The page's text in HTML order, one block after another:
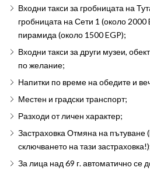
Входни такси за гробницата на
гробницата на Сети 1 (около 2000
пирамида (около 1500 EGP);
Входни такси за други музеи,
по желание;
Напитки по време на обедите и
Местен и градски транспорт;
Разходи от личен характер;
Застраховка Отмяна на
сключването на тази
За лица над 69 г. автоматично се